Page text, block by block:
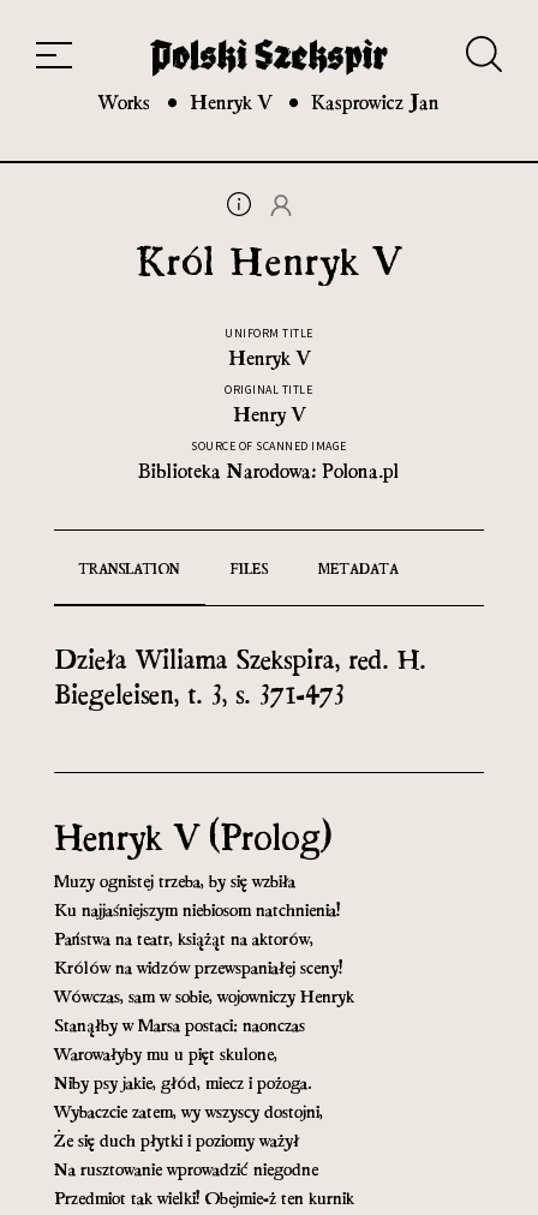
20th and 21st century module
Works Henryk V Kasprowicz Jan
TRANSLATION FILES METADATA
Dzieła Wiliama Szekspira, red. H.
Biegeleisen, t. 3, s. 371-473
Henryk V (Prolog)
Muzy ognistej trzeba, by się wzbiła
Ku najjaśniejszym niebiosom natchnienia!
Państwa na teatr, książąt na aktorów,
Królów na widzów przewspaniałej sceny!
Wówczas, sam w sobie, wojowniczy Henryk
Stanąłby w Marsa postaci: naonczas
Warowałyby mu u pięt skulone,
Niby psy jakie, głód, miecz i pożoga.
Wybaczcie zatem, wy wszyscy dostojni,
Że się duch płytki i poziomy ważył
Na rusztowanie wprowadzić niegodne
Przedmiot tak wielki! Obejmie-ż ten kurnik
Król Henryk V
UNIFORM TITLE
Henryk V
ORIGINAL TITLE
Henry V
SOURCE OF SCANNED IMAGE
Biblioteka Narodowa: Polona.pl